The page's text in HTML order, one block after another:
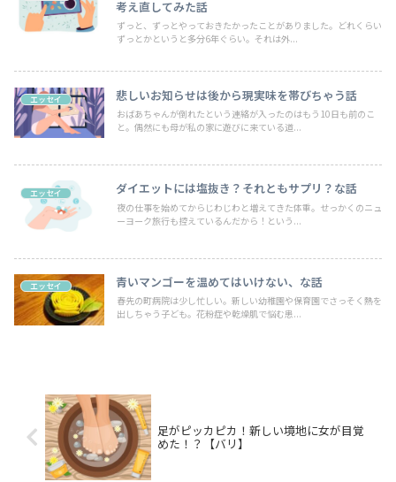
考え直してみた話
ずっと、ずっとやっておきたかったことがありました。どれくらい
ずっとかというと多分6年ぐらい。それは外...
エッセイ 悲しいお知らせは後から現実味を帯びちゃう話
おばあちゃんが倒れたという連絡が入ったのはもう10日も前のこ
と。偶然にも母が私の家に遊びに来ている道...
エッセイ ダイエットには塩抜き？それともサプリ？な話
夜の仕事を始めてからじわじわと増えてきた体重。せっかくのニュ
ーヨーク旅行も控えているんだから！という...
エッセイ 青いマンゴーを温めてはいけない、な話
春先の町病院は少し忙しい。新しい幼稚園や保育園でさっそく熱を
出しちゃう子ども。花粉症や乾燥肌で悩む患...
足がピッカピカ！新しい境地に女が目覚
めた！？【バリ】